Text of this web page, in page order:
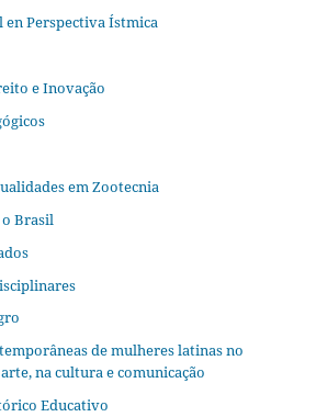
en Perspectiva Ístmica
e Inovação
em Zootecnia
Brasil
de mulheres latinas no
na cultura e comunicação
Educativo